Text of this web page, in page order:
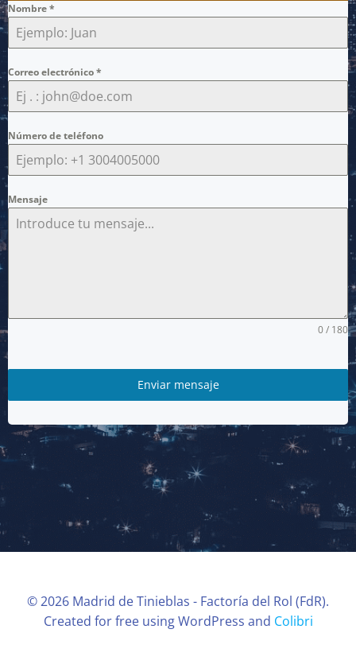
Nombre*
Correo electrónico*
Número de teléfono
Mensaje
0 / 180
Enviar mensaje
© 2026 Madrid de Tinieblas - Factoría del Rol (FdR).
Created for free using WordPress and Colibri